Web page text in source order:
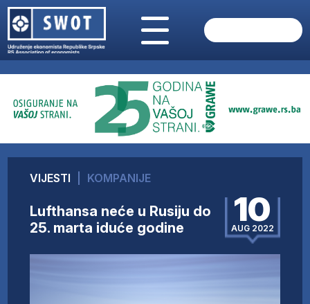
VIJESTI
AKTUELNO
KOMPANIJE
FINANSIJE
AKTIVNOSTI
SWOT INTERVJU
VIJESTI KOMPANIJE
Lufthansa neće u Rusiju do
25. marta iduće godine
10
AUG 2022